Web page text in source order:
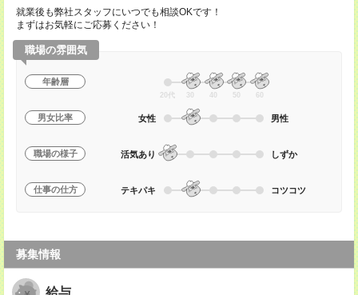
就業後も弊社スタッフにいつでも相談OKです！
まずはお気軽にご応募ください！
職場の雰囲気
年齢層
20代 30 40 50 60
男女比率 女性 男性
職場の様子 活気あり しずか
仕事の仕方 テキパキ コツコツ
募集情報
給与